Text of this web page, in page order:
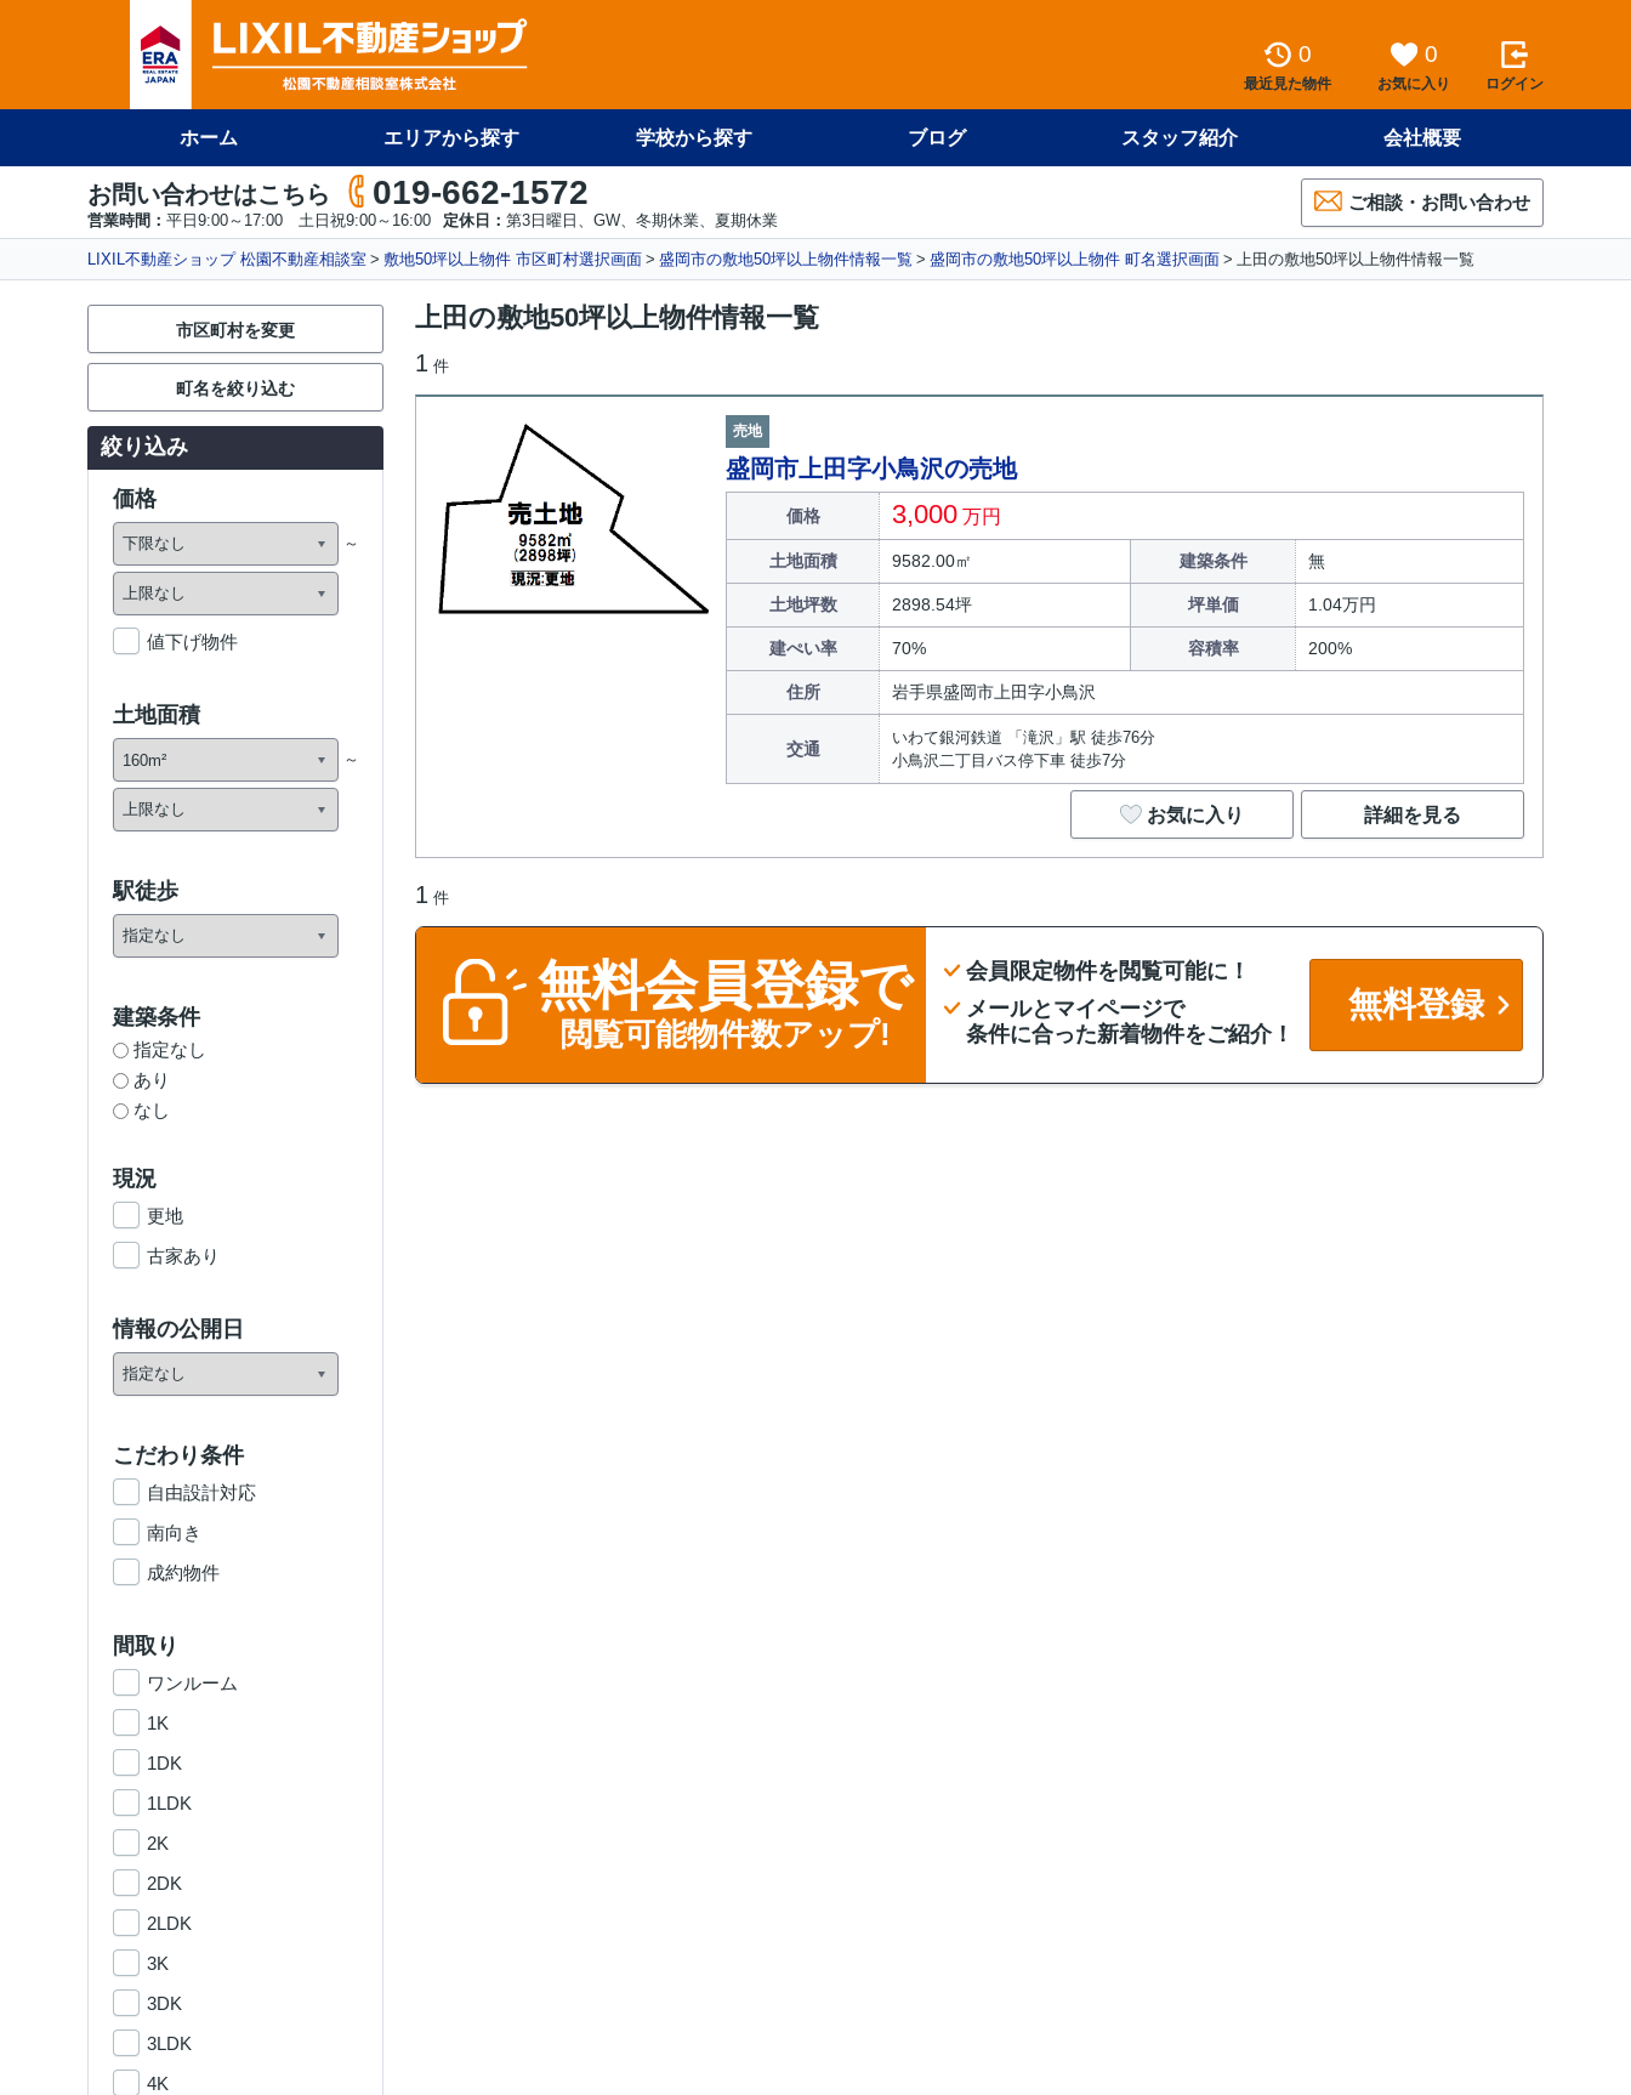
0
最近見た物件
0
お気に入り ログイン
ホーム エリアから探す 学校から探す ブログ スタッフ紹介 会社概要
お問い合わせはこちら 019-662-1572
営業時間： 平日9:00～17:00 土日祝9:00～16:00 定休日： 第3日曜日、GW、冬期休業、夏期休業
ご相談・お問い合わせ
LIXIL不動産ショップ 松園不動産相談室 敷地50坪以上物件 市区町村選択画面 盛岡市の敷地50坪以上物件情報一覧 盛岡市の敷地50坪以上物件 町名選択画面 上田の敷地50坪以上物件情報一覧
上田の敷地50坪以上物件情報一覧
1 件
売地
盛岡市上田字小鳥沢の売地
価格 3,000 万円
土地面積 9582.00㎡ 建築条件 無
土地坪数 2898.54坪 坪単価 1.04万円
建ぺい率 70% 容積率 200%
住所 岩手県盛岡市上田字小鳥沢
交通
いわて銀河鉄道 「滝沢」駅 徒歩76分
小鳥沢二丁目バス停下車 徒歩7分
お気に入り 詳細を見る
1 件
無料会員登録で
閲覧可能物件数アップ!
会員限定物件を閲覧可能に！
メールとマイページで
条件に合った新着物件をご紹介！
無料登録
市区町村を変更
町名を絞り込む
絞り込み
価格
値下げ物件
土地面積
駅徒歩
建築条件
指定なし
あり
なし
現況
更地
古家あり
情報の公開日
こだわり条件
自由設計対応
南向き
成約物件
間取り
ワンルーム
1K
1DK
1LDK
2K
2DK
2LDK
3K
3DK
3LDK
4K